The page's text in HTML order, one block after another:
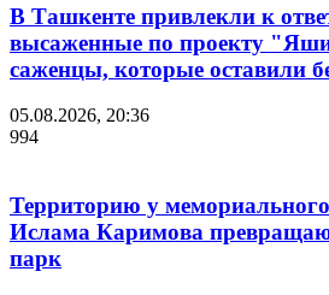
В Ташкенте привлекли к
высаженные по проекту
саженцы, которые оставили
05.08.2026, 20:36
994
Территорию у
Ислама Каримова
парк